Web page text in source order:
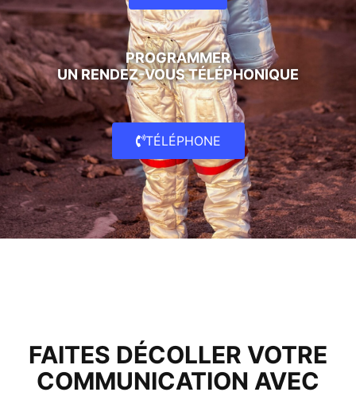
PROGRAMMER
UN RENDEZ-VOUS TÉLÉPHONIQUE
TÉLÉPHONE
FAITES DÉCOLLER VOTRE
COMMUNICATION AVEC